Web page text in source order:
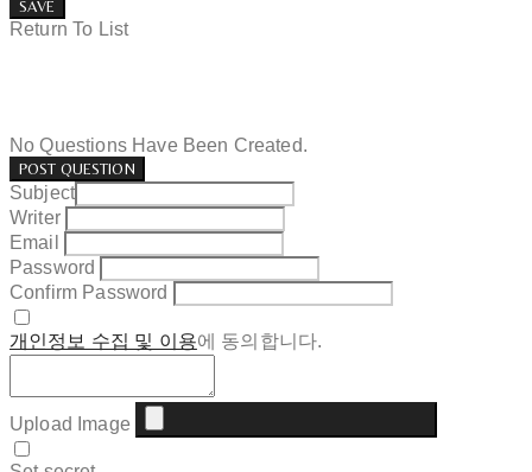
SAVE
Return To List
No Questions Have Been Created.
POST QUESTION
Subject
Writer
Email
Password
Confirm Password
개인정보 수집 및 이용에 동의합니다.
Upload Image